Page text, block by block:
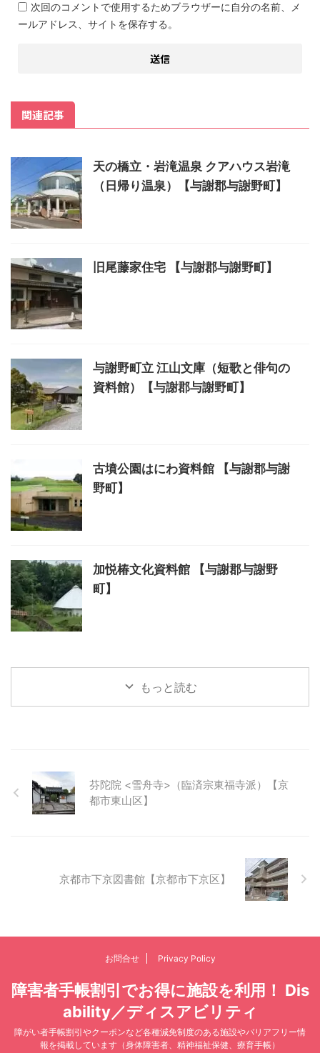
次回のコメントで使用するためブラウザーに自分の名前、メ
ールアドレス、サイトを保存する。
関連記事
天の橋立・岩滝温泉 クアハウス岩滝
（日帰り温泉）【与謝郡与謝野町】
旧尾藤家住宅 【与謝郡与謝野町】
与謝野町立 江山文庫（短歌と俳句の
資料館）【与謝郡与謝野町】
古墳公園はにわ資料館 【与謝郡与謝
野町】
加悦椿文化資料館 【与謝郡与謝野
町】
もっと読む
芬陀院 <雪舟寺>（臨済宗東福寺派）【京
都市東山区】
京都市下京図書館【京都市下京区】
お問合せ Privacy Policy
障害者手帳割引でお得に施設を利用！ Dis
ability／ディスアビリティ
障がい者手帳割引やクーポンなど各種減免制度のある施設やバリアフリー情
報を掲載しています（身体障害者、精神福祉保健、療育手帳）